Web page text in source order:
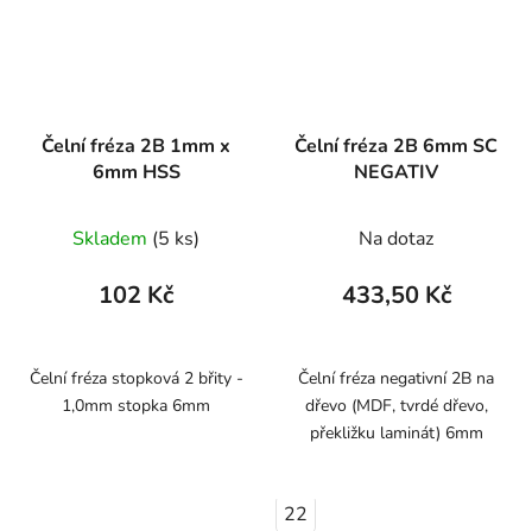
Čelní fréza 2B 1mm x
6mm HSS
Skladem (5 ks)
102 Kč
Čelní fréza stopková 2 břity -
1,0mm stopka 6mm
Čelní fréza 2B 6mm SC
NEGATIV
Na dotaz
433,50 Kč
Čelní fréza negativní 2B na
dřevo (MDF, tvrdé dřevo,
překližku laminát) 6mm
22